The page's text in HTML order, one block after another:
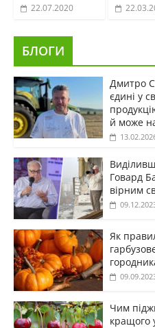
22.07.2020
БЛОГИ
Дмитро
єдині у
й може
Говард
вірним
Як
Чим
кращого